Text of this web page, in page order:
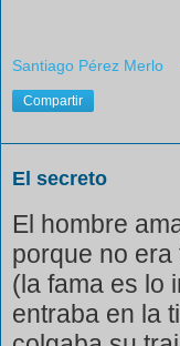
Santiago Pérez Merlo
Compartir
El secreto
El hombre
porque no era
(la fama es lo
entraba en la